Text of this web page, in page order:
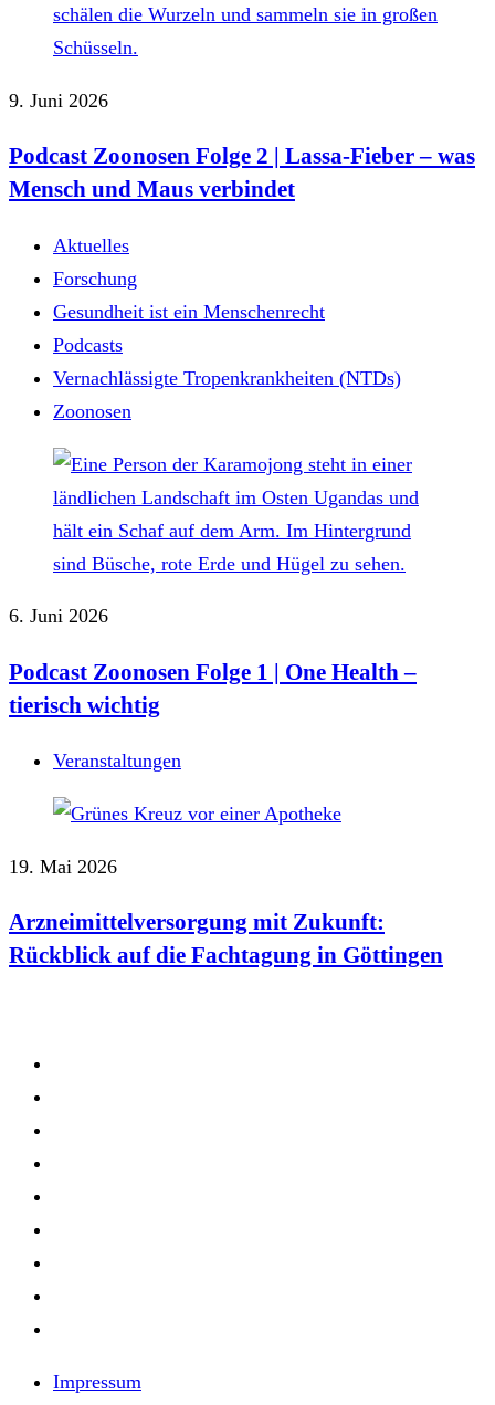
9. Juni 2026
Podcast Zoonosen Folge 2 | Lassa-Fieber – was
Mensch und Maus verbindet
Aktuelles
Forschung
Gesundheit ist ein Menschenrecht
Podcasts
Vernachlässigte Tropenkrankheiten (NTDs)
Zoonosen
6. Juni 2026
Podcast Zoonosen Folge 1 | One Health –
tierisch wichtig
Veranstaltungen
19. Mai 2026
Arzneimittelversorgung mit Zukunft:
Rückblick auf die Fachtagung in Göttingen
Impressum